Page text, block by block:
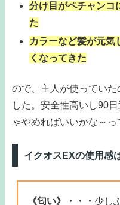
分け目がペチャンコ
た
カラーなど髪が元気
くなってきた
ので、主人が使ってい
した。安全性高いし90
ゃやめればいいかな～っ
イクオスEXの使用感
《匂い》・・・ 少し